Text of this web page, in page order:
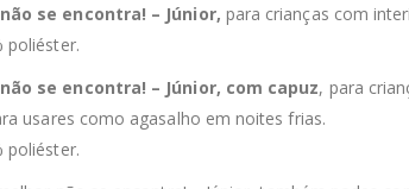
se encontra! – Júnior, para crianças com
poliéster.
se encontra! – Júnior, com capuz, para
usares como agasalho em noites frias.
poliéster.